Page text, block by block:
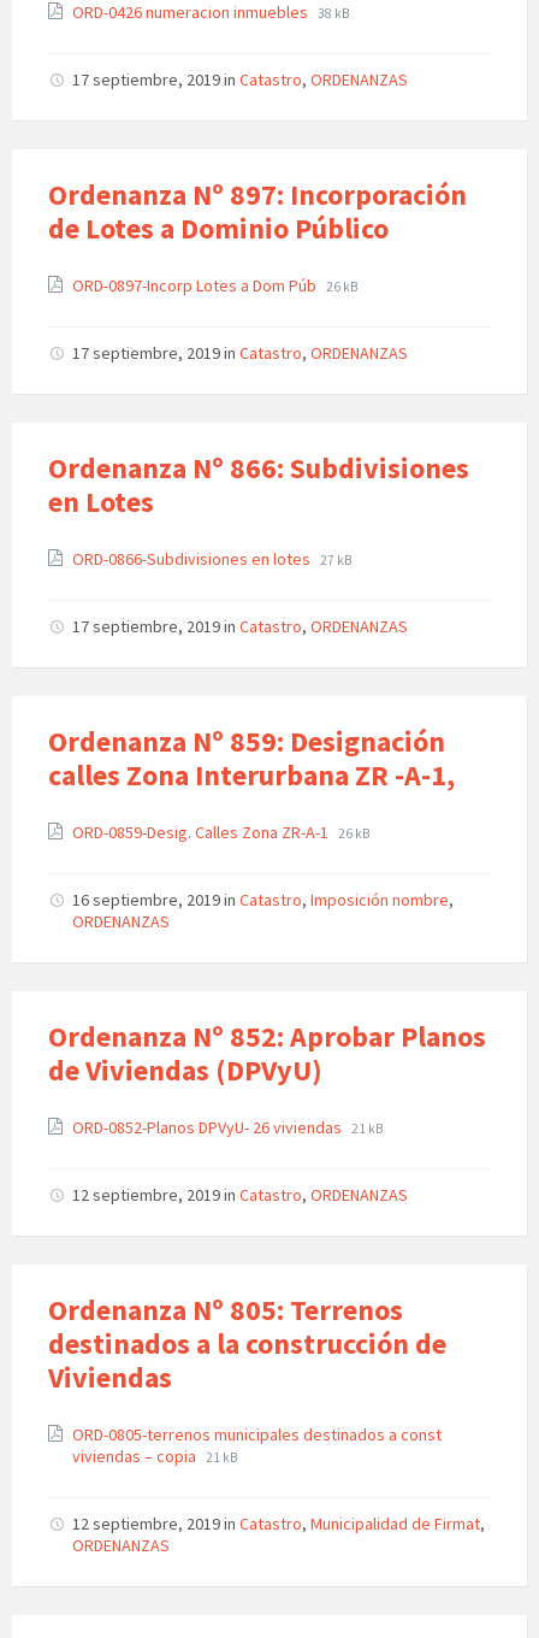
ORD-0426 numeracion inmuebles 38 kB
17 septiembre, 2019in Catastro, ORDENANZAS
Ordenanza Nº 897: Incorporación
de Lotes a Dominio Público
ORD-0897-Incorp Lotes a Dom Púb 26 kB
17 septiembre, 2019in Catastro, ORDENANZAS
Ordenanza Nº 866: Subdivisiones
en Lotes
ORD-0866-Subdivisiones en lotes 27 kB
17 septiembre, 2019in Catastro, ORDENANZAS
Ordenanza Nº 859: Designación
calles Zona Interurbana ZR -A-1,
ORD-0859-Desig. Calles Zona ZR-A-1 26 kB
16 septiembre, 2019in Catastro, Imposición nombre,
ORDENANZAS
Ordenanza Nº 852: Aprobar Planos
de Viviendas (DPVyU)
ORD-0852-Planos DPVyU- 26 viviendas 21 kB
12 septiembre, 2019in Catastro, ORDENANZAS
Ordenanza Nº 805: Terrenos
destinados a la construcción de
Viviendas
ORD-0805-terrenos municipales destinados a const
viviendas – copia
21 kB
12 septiembre, 2019in Catastro, Municipalidad de Firmat,
ORDENANZAS